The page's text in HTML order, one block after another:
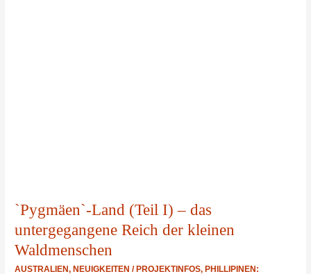
`Pygmäen`-Land (Teil I) – das
untergegangene Reich der kleinen
Waldmenschen
AUSTRALIEN,NEUIGKEITEN / PROJEKTINFOS,PHILLIPINEN: